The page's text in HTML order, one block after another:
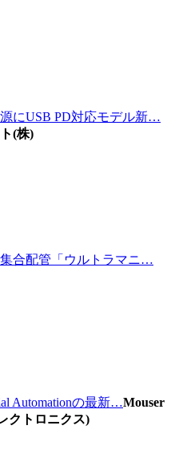
にUSB PD対応モデル新…
(株)
合配管「ウルトラマニ…
Automationの最新…Mouser
クトロニクス)